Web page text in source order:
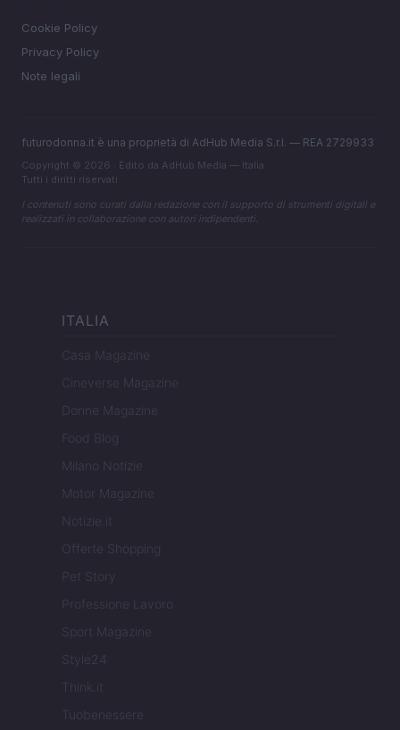
Cookie Policy
Privacy Policy
Note legali
futurodonna.it è una proprietà di AdHub Media S.r.l. — REA 2729933
Copyright © 2026 · Edito da AdHub Media — Italia
Tutti i diritti riservati
I contenuti sono curati dalla redazione con il supporto di strumenti digitali e
realizzati in collaborazione con autori indipendenti.
ITALIA
Casa Magazine
Cineverse Magazine
Donne Magazine
Food Blog
Milano Notizie
Motor Magazine
Notizie.it
Offerte Shopping
Pet Story
Professione Lavoro
Sport Magazine
Style24
Think.it
Tuobenessere